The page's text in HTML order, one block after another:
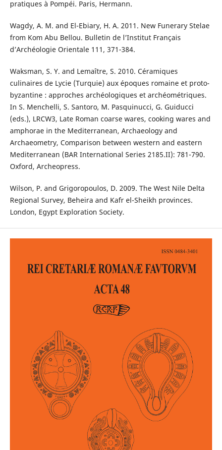
pratiques à Pompéi. Paris, Hermann.
Wagdy, A. M. and El-Ebiary, H. A. 2011. New Funerary Stelae
from Kom Abu Bellou. Bulletin de l’Institut Français
d’Archéologie Orientale 111, 371-384.
Waksman, S. Y. and Lemaître, S. 2010. Céramiques
culinaires de Lycie (Turquie) aux époques romaine et proto-
byzantine : approches archéologiques et archéométriques.
In S. Menchelli, S. Santoro, M. Pasquinucci, G. Guiducci
(eds.), LRCW3, Late Roman coarse wares, cooking wares and
amphorae in the Mediterranean, Archaeology and
Archaeometry, Comparison between western and eastern
Mediterranean (BAR International Series 2185.II): 781-790.
Oxford, Archeopress.
Wilson, P. and Grigoropoulos, D. 2009. The West Nile Delta
Regional Survey, Beheira and Kafr el-Sheikh provinces.
London, Egypt Exploration Society.